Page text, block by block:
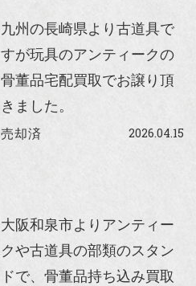
九州の長崎県より古道具で
すが玩具のアンティークの
骨董品宅配買取でお譲り頂
きました。
売却済 2026.04.15
大阪和泉市よりアンティー
クや古道具の部類のスタン
ドで、骨董品持ち込み買取